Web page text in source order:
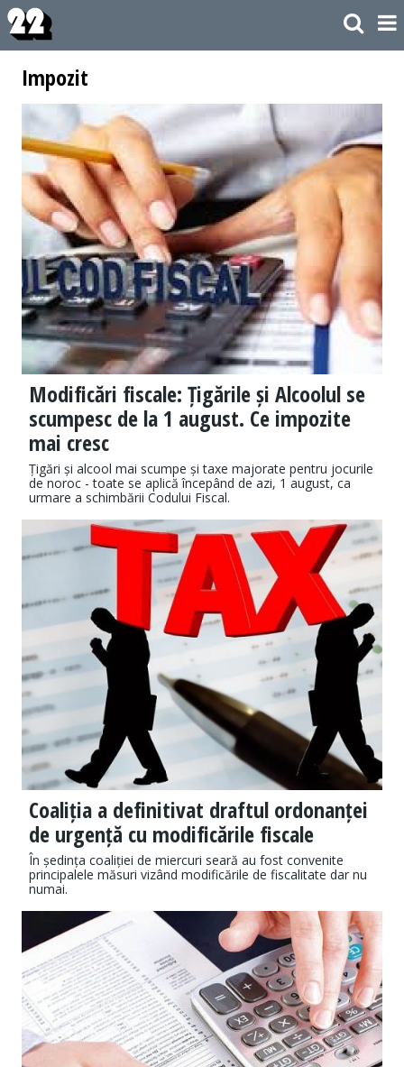
Impozit
Modificări fiscale: Țigările și Alcoolul se
scumpesc de la 1 august. Ce impozite
mai cresc
Țigări și alcool mai scumpe și taxe majorate pentru jocurile
de noroc - toate se aplică începând de azi, 1 august, ca
urmare a schimbării Codului Fiscal.
Coaliția a definitivat draftul ordonanței
de urgență cu modificările fiscale
În ședința coaliției de miercuri seară au fost convenite
principalele măsuri vizând modificările de fiscalitate dar nu
numai.